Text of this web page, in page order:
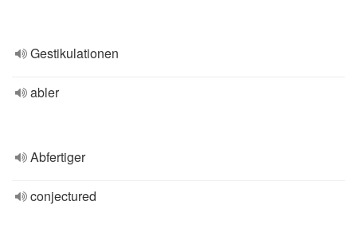
Gestikulationen
abler
Abfertiger
conjectured